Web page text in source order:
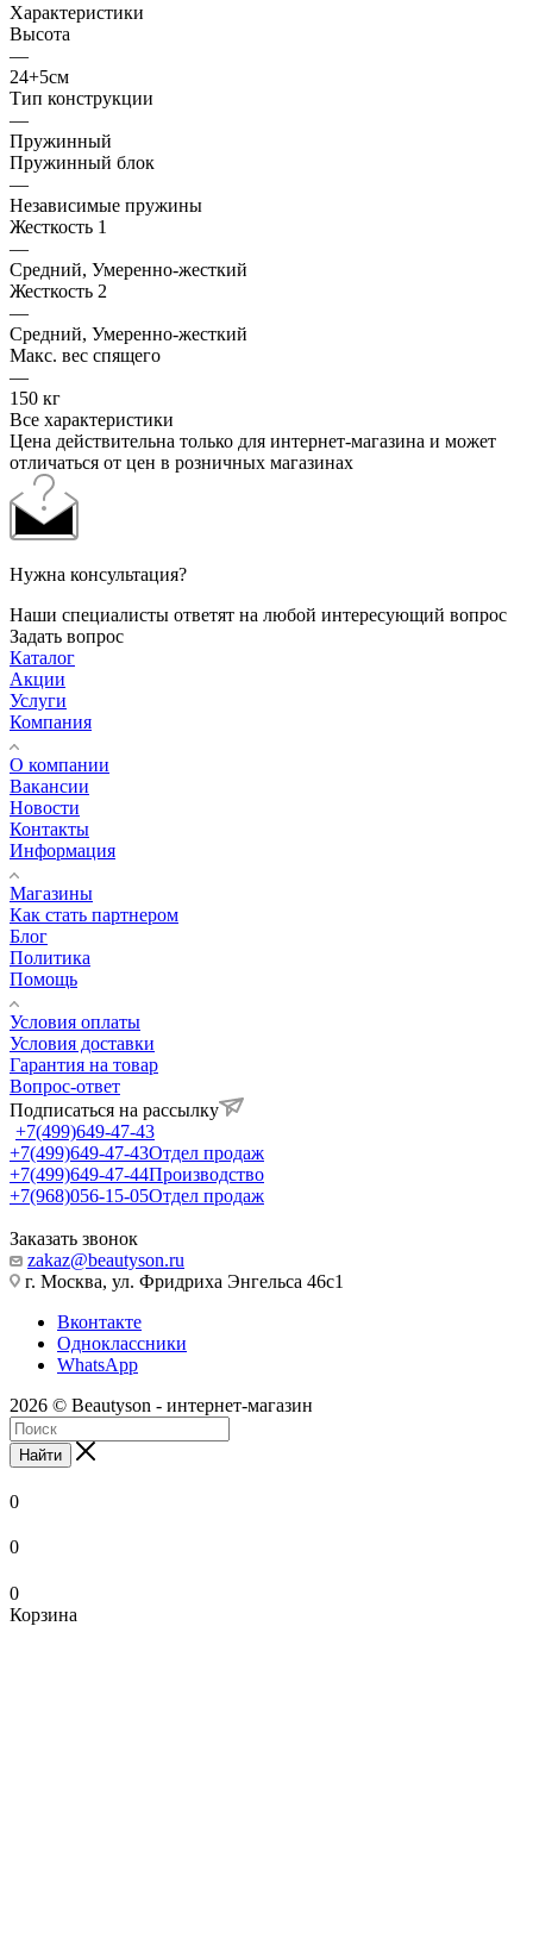
Характеристики
Высота
—
24+5см
Тип конструкции
—
Пружинный
Пружинный блок
—
Независимые пружины
Жесткость 1
—
Средний, Умеренно-жесткий
Жесткость 2
—
Средний, Умеренно-жесткий
Макс. вес спящего
—
150 кг
Все характеристики
Цена действительна только для интернет-магазина и может
отличаться от цен в розничных магазинах
Нужна консультация?
Наши специалисты ответят на любой интересующий вопрос
Задать вопрос
Каталог
Акции
Услуги
Компания
О компании
Вакансии
Новости
Контакты
Информация
Магазины
Как стать партнером
Блог
Политика
Помощь
Условия оплаты
Условия доставки
Гарантия на товар
Вопрос-ответ
Подписаться на рассылку
+7(499)649-47-43
+7(499)649-47-43Отдел продаж
+7(499)649-47-44Производство
+7(968)056-15-05Отдел продаж
Заказать звонок
zakaz@beautyson.ru
г. Москва, ул. Фридриха Энгельса 46с1
Вконтакте
Одноклассники
WhatsApp
2026 © Beautyson - интернет-магазин
Найти
0
0
0
Корзина